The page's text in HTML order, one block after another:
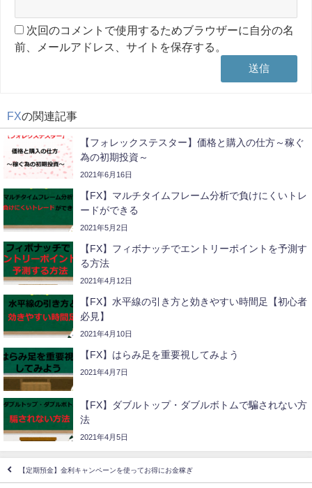
次回のコメントで使用するためブラウザーに自分の名
前、メールアドレス、サイトを保存する。
FXの関連記事
【フォレックステスター】価格と購入の仕方～稼ぐ
為の初期投資～
2021年6月16日
【FX】マルチタイムフレーム分析で負けにくいトレ
ードができる
2021年5月2日
【FX】フィボナッチでエントリーポイントを予測す
る方法
2021年4月12日
【FX】水平線の引き方と効きやすい時間足【初心者
必見】
2021年4月10日
【FX】はらみ足を重要視してみよう
2021年4月7日
【FX】ダブルトップ・ダブルボトムで騙されない方
法
2021年4月5日
【定期預金】金利キャンペーンを使ってお得にお金稼ぎ